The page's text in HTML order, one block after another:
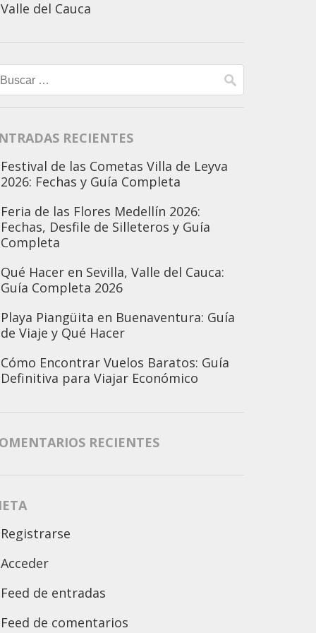
Valle del Cauca
RECIENTES
Festival de las Cometas Villa de Leyva
2026: Fechas y Guía Completa
Feria de las Flores Medellín 2026:
Fechas, Desfile de Silleteros y Guía
Completa
Qué Hacer en Sevilla, Valle del Cauca:
Guía Completa 2026
Playa Piangüita en Buenaventura: Guía
de Viaje y Qué Hacer
Cómo Encontrar Vuelos Baratos: Guía
Definitiva para Viajar Económico
RECIENTES
Registrarse
Acceder
Feed de entradas
Feed de comentarios